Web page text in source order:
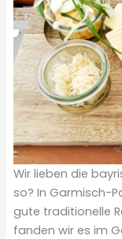
Wir lieben die
so? In Garmisch-
gute traditionelle
fanden wir es im